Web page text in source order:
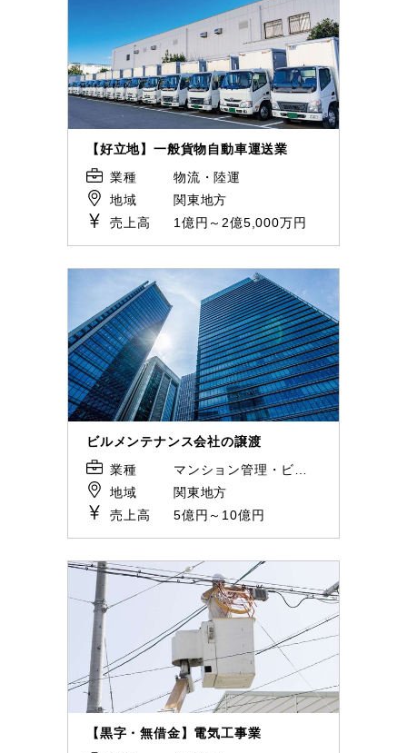
【好立地】一般貨物自動車運送業
業種
物流・陸運
地域
関東地方
売上高
1億円～2億5,000万円
ビルメンテナンス会社の譲渡
業種
地域
関東地方
売上高
5億円～10億円
【黒字・無借金】電気工事業